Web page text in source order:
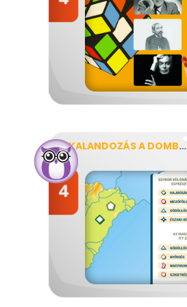
KALANDOZÁS A DOMBORZATI TÉRKÉPEN